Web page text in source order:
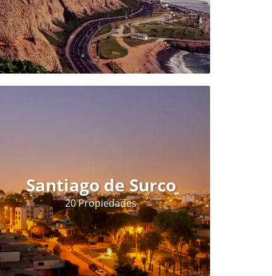
Santiago de Surco
20 Propiedades